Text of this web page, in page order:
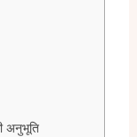
अनुभूति